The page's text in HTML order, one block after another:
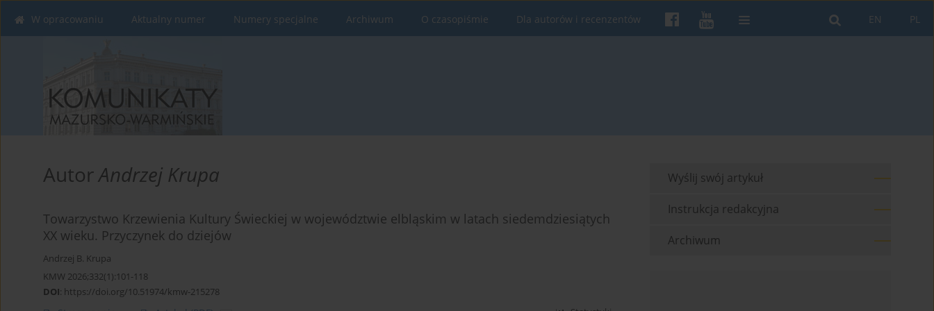
PL
EN
W opracowaniu Aktualny numer Numery specjalne Archiwum O czasopiśmie Dla autorów i recenzentów
AutorAndrzej Krupa
Towarzystwo Krzewienia Kultury Świeckiej w województwie elbląskim w latach siedemdziesiątych
XX wieku. Przyczynek do dziejów
Andrzej B. Krupa
KMW 2026;332(1):101-118
DOI: https://doi.org/10.51974/kmw-215278
Wyślij swój artykuł
Instrukcja redakcyjna
Archiwum